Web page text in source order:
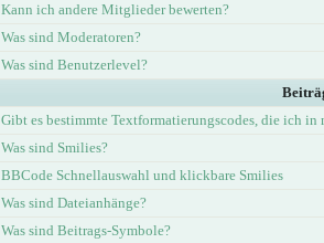
Kann ich andere Mitglieder bewerten?
Was sind Moderatoren?
Was sind Benutzerlevel?
Gibt es bestimmte Textformatierungscodes, die ich
Was sind Smilies?
BBCode Schnellauswahl und klickbare Smilies
Was sind Dateianhänge?
Was sind Beitrags-Symbole?